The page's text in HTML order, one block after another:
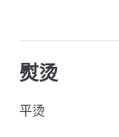
熨烫
平烫